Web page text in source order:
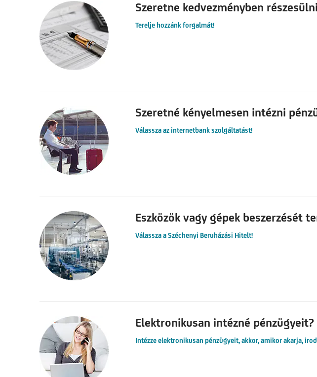
Szeretne kedvezményben
Terelje hozzánk forgalmát!
Szeretné kényelmesen intézni
Válassza az internetbank szolgáltatást!
Eszközök vagy gépek beszerzését
Válassza a Széchenyi Beruházási Hitelt!
Elektronikusan intézné pénzügyeit?
Intézze elektronikusan pénzügyeit, akkor, amikor akarja,